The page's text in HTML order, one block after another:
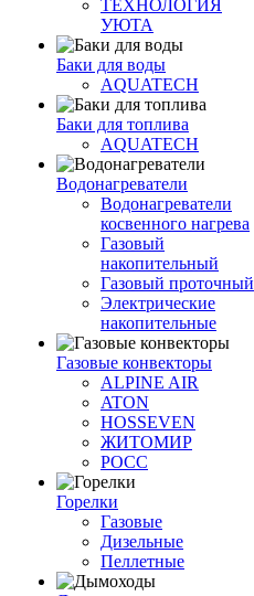
ТЕХНОЛОГИЯ
УЮТА
Баки для воды
AQUATECH
Баки для топлива
AQUATECH
Водонагреватели
Водонагреватели
косвенного нагрева
Газовый
накопительный
Газовый проточный
Электрические
накопительные
Газовые конвекторы
ALPINE AIR
ATON
HOSSEVEN
ЖИТОМИР
РОСС
Горелки
Газовые
Дизельные
Пеллетные